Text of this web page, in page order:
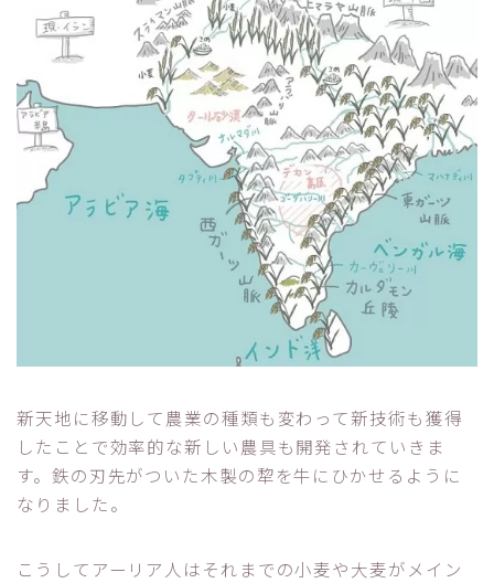
新天地に移動して農業の種類も変わって新技術も獲得
したことで効率的な新しい農具も開発されていきま
す。鉄の刃先がついた木製の犂を牛にひかせるように
なりました。
こうしてアーリア人はそれまでの小麦や大麦がメイン